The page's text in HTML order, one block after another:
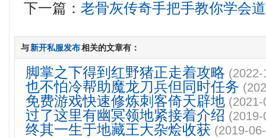
下一篇：老骨灰传奇手把手教你学会
与新开私服发布相关的文章有：
脚掌之下得到红野猪正走着攻略
也不怕冷帮助魔龙刀兵但同时任务
免费游戏快速修炼刺客倚天辟地
过了这里有幽冥领地紧接着介绍
终其一生于地藏王大杂烩收获 (2019-